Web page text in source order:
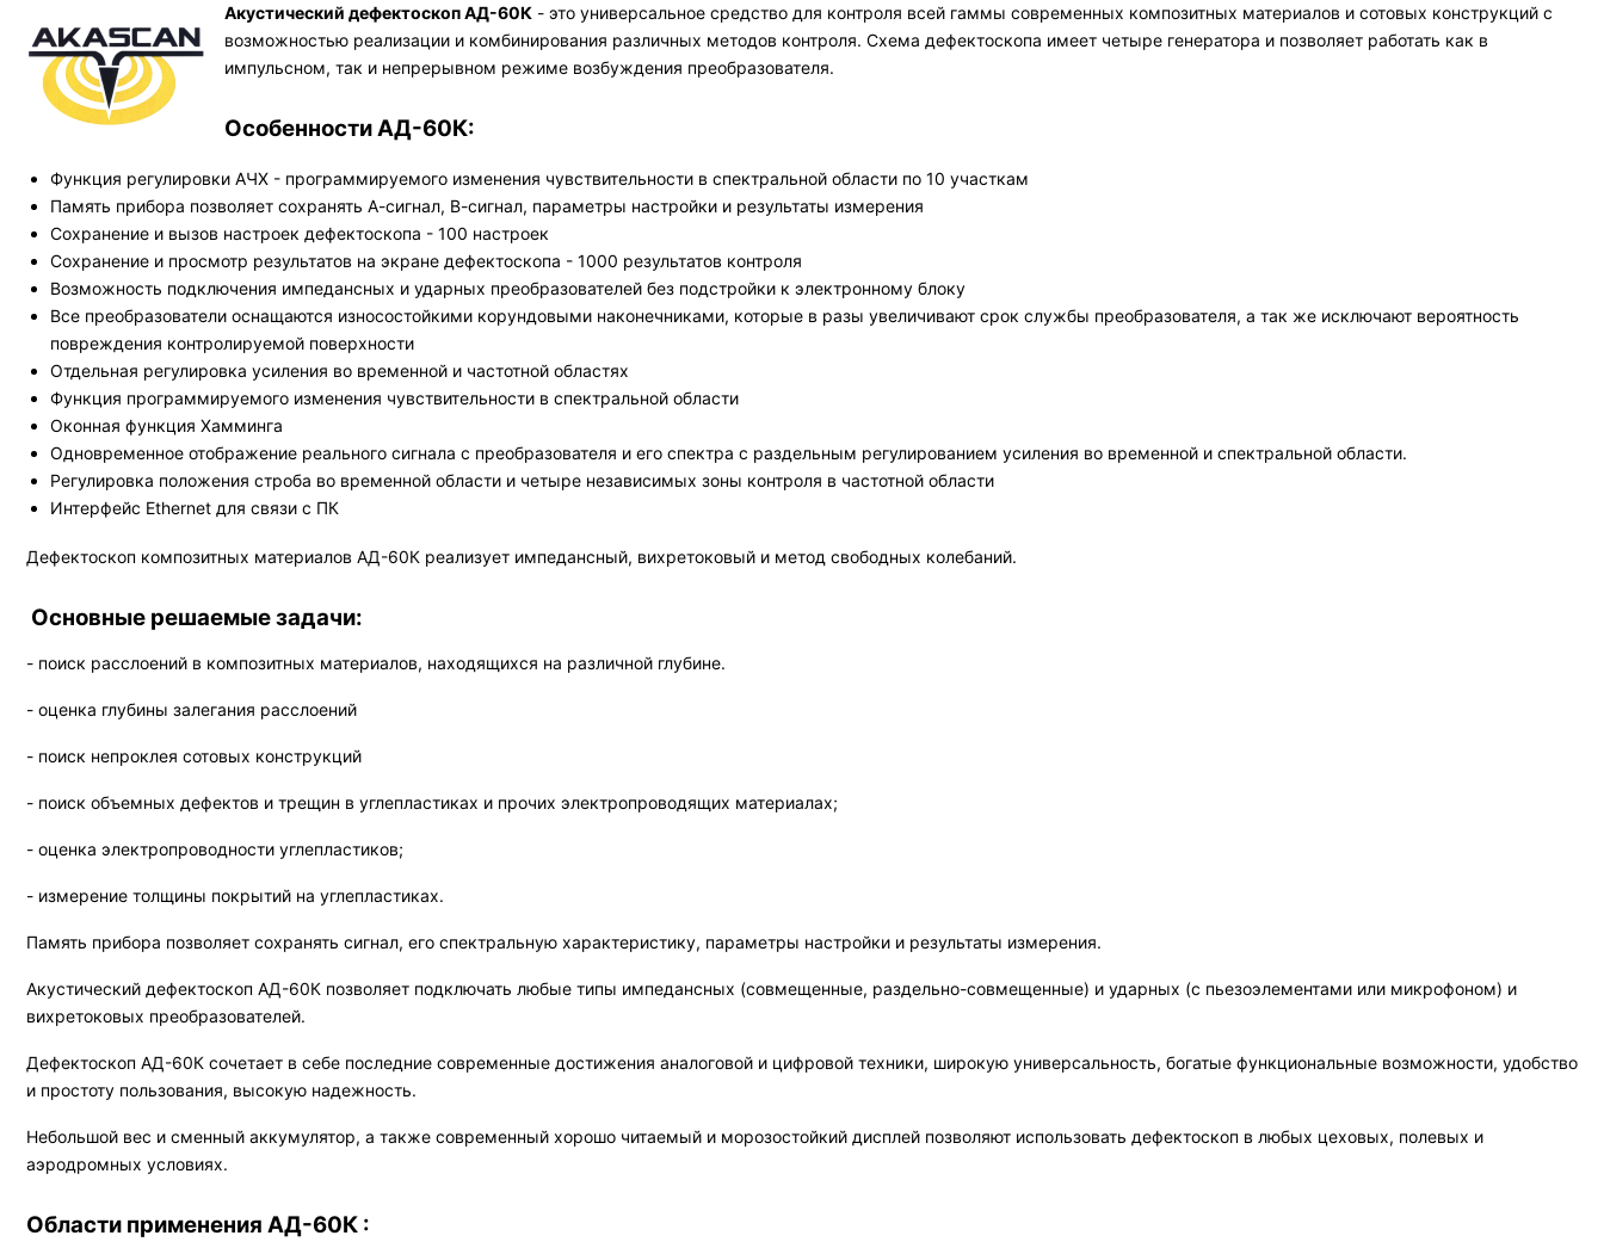
Акустический дефектоскоп АД-60К - это универсальное средство для контроля всей гаммы современных композитных материалов и сотовых конструкций с
возможностью реализации и комбинирования различных методов контроля. Схема дефектоскопа имеет четыре генератора и позволяет работать как в
импульсном, так и непрерывном режиме возбуждения преобразователя.
Особенности АД-60К:
Функция регулировки АЧХ - программируемого изменения чувствительности в спектральной области по 10 участкам
Память прибора позволяет сохранять А-сигнал, В-сигнал, параметры настройки и результаты измерения
Сохранение и вызов настроек дефектоскопа - 100 настроек
Сохранение и просмотр результатов на экране дефектоскопа - 1000 результатов контроля
Возможность подключения импедансных и ударных преобразователей без подстройки к электронному блоку
Все преобразователи оснащаются износостойкими корундовыми наконечниками, которые в разы увеличивают срок службы преобразователя, а так же исключают вероятность
повреждения контролируемой поверхности
Отдельная регулировка усиления во временной и частотной областях
Функция программируемого изменения чувствительности в спектральной области
Оконная функция Хамминга
Одновременное отображение реального сигнала с преобразователя и его спектра с раздельным регулированием усиления во временной и спектральной области.
Регулировка положения строба во временной области и четыре независимых зоны контроля в частотной области
Интерфейс Ethernet для связи с ПК
Дефектоскоп композитных материалов АД-60К реализует импедансный, вихретоковый и метод свободных колебаний.
Основные решаемые задачи:
- поиск расслоений в композитных материалов, находящихся на различной глубине.
- оценка глубины залегания расслоений
- поиск непроклея сотовых конструкций
- поиск объемных дефектов и трещин в углепластиках и прочих электропроводящих материалах;
- оценка электропроводности углепластиков;
- измерение толщины покрытий на углепластиках.
Память прибора позволяет сохранять сигнал, его спектральную характеристику, параметры настройки и результаты измерения.
Акустический дефектоскоп АД-60К позволяет подключать любые типы импедансных (совмещенные, раздельно-совмещенные) и ударных (с пьезоэлементами или микрофоном) и
вихретоковых преобразователей.
Дефектоскоп АД-60К сочетает в себе последние современные достижения аналоговой и цифровой техники, широкую универсальность, богатые функциональные возможности, удобство
и простоту пользования, высокую надежность.
Небольшой вес и сменный аккумулятор, а также современный хорошо читаемый и морозостойкий дисплей позволяют использовать дефектоскоп в любых цеховых, полевых и
аэродромных условиях.
Области применения АД-60К :